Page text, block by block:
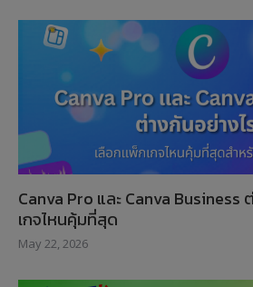
Canva Pro และ Canva Business
เกจไหนคุ้มที่สุด
May 22, 2026